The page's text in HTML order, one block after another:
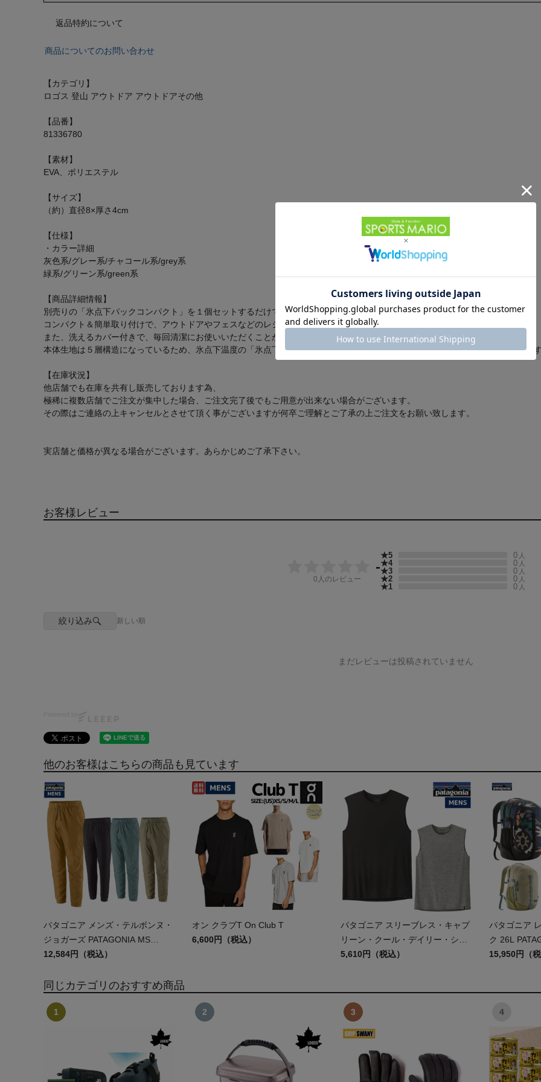
返品特約について
商品についてのお問い合わせ
【カテゴリ】
ロゴス 登山 アウトドア アウトドアその他
【品番】
81336780
【素材】
EVA、ポリエステル
【サイズ】
（約）直径8×厚さ4cm
【仕様】
・カラー詳細
灰色系/グレー系/チャコール系/grey系
緑系/グリーン系/green系
【商品詳細情報】
別売りの「氷点下パックコンパクト」を１個セットするだけで使用出来る、ひんやり冷たいクールダウンアイテムです。
コンパクト＆簡単取り付けで、アウトドアやフェスなどのレジャー時に持ち運びでき夏の熱中対策にも活躍してくれます。
また、洗えるカバー付きで、毎回清潔にお使いいただくことができます。
本体生地は５層構造になっているため、氷点下温度の「氷点下パックコンパクト」を効果的かつ安全に生かすよう設計されていま
【在庫状況】
他店舗でも在庫を共有し販売しております為、
極稀に複数店舗でご注文が集中した場合、ご注文完了後でもご用意が出来ない場合がございます。
その際はご連絡の上キャンセルとさせて頂く事がございますが何卒ご理解とご了承の上ご注文をお願い致します。
実店舗と価格が異なる場合がございます。あらかじめご了承下さい。
お客様レビュー
-
0 人のレビュー
★5 0 人
★4 0 人
★3 0 人
★2 0 人
★1 0 人
絞り込み 新しい順
まだレビューは投稿されていません
他のお客様はこちらの商品も見ています
パタゴニア メンズ・テルボンヌ・
ジョガーズ PATAGONIA MS
TERREBONNE JOGGERS
12,584円（税込）
オン クラブT On Club T
6,600円（税込）
パタゴニア スリーブレス・キャプ
リーン・クール・デイリー・シャ
ツ Patagonia Sleeveless Capilene
5,610円（税込）
パタゴニア
ク 26L
DAY PACK
15,950円（
同じカテゴリのおすすめ商品